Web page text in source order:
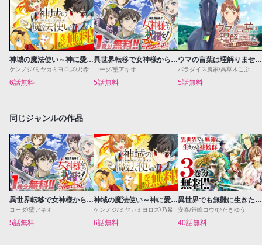
神域の魔法使い～神に愛された落第生は魔法学院へ通う～
ケンノジ/ミヤカミヨロズ/乃希
6話無料
異世界転移で女神様から祝福を！～いえ、手持ちの異能があるので結構です～@COMIC
コーダ/壁アキオ
5話無料
ウマの言葉は理解りませんだから静かにしてください！
パラダイス農家/高草木こぶ
5話無料
同じジャンルの作品
異世界転移で女神様から祝福を！～いえ、手持ちの異能があるので結構です～@COMIC
コーダ/壁アキオ
5話無料
神域の魔法使い～神に愛された落第生は魔法学院へ通う～
ケンノジ/ミヤカミヨロズ/乃希
6話無料
異世界でも無難に生きたい症候群
安泰/笹峰コウ/ひたきゆう
40話無料